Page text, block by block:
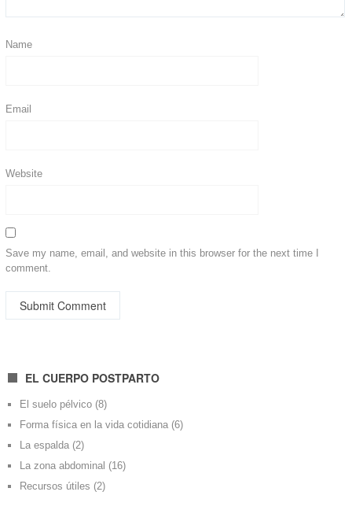
Name
Email
Website
Save my name, email, and website in this browser for the next time I
comment.
EL CUERPO POSTPARTO
El suelo pélvico (8)
Forma física en la vida cotidiana (6)
La espalda (2)
La zona abdominal (16)
Recursos útiles (2)